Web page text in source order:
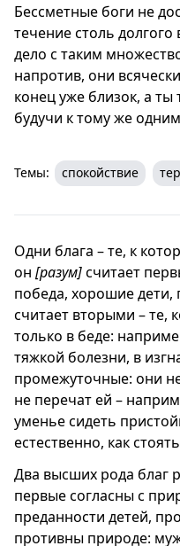
Бессметные боги не
течение столь
дело с таким
напротив, они
конец уже близок, а
будучи к тому же
Темы: спокойствие
Одни блага – те, к
он [разум]считает
победа, хорошие дети,
считает вторыми – те,
только в беде:
тяжкой болезни, в
промежуточные: они
не перечат ей –
уменье сидеть
естественно, как
Два высших рода благ
первые согласны с
преданности детей,
противны природе: